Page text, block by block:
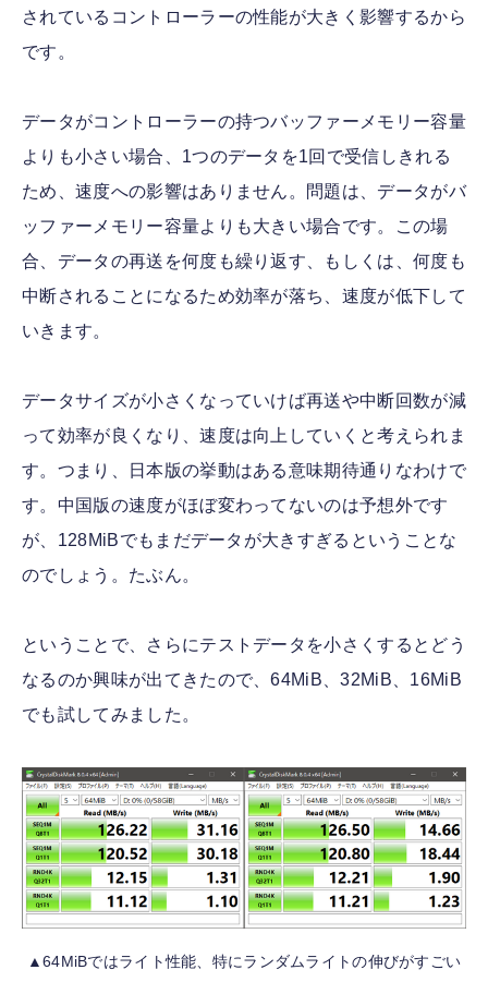
されているコントローラーの性能が大きく影響するから
です。
データがコントローラーの持つバッファーメモリー容量
よりも小さい場合、1つのデータを1回で受信しきれる
ため、速度への影響はありません。問題は、データがバ
ッファーメモリー容量よりも大きい場合です。この場
合、データの再送を何度も繰り返す、もしくは、何度も
中断されることになるため効率が落ち、速度が低下して
いきます。
データサイズが小さくなっていけば再送や中断回数が減
って効率が良くなり、速度は向上していくと考えられま
す。つまり、日本版の挙動はある意味期待通りなわけで
す。中国版の速度がほぼ変わってないのは予想外です
が、128MiBでもまだデータが大きすぎるということな
のでしょう。たぶん。
ということで、さらにテストデータを小さくするとどう
なるのか興味が出てきたので、64MiB、32MiB、16MiB
でも試してみました。
▲64MiBではライト性能、特にランダムライトの伸びがすごい